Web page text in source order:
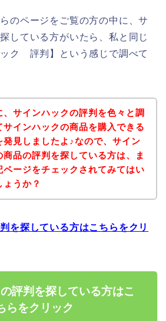
のページをご覧の方の中に、サ
している方がいたら、私と同じ
ク 評判】という感じで調べて
、サインハックの評判を色々と調
サインハックの商品を購入できる
発見しましたよ♪なので、サイン
商品の評判を探している方は、ま
ページをチェックされてみてはい
ょうか？
を探している方はこちらをクリ
評判を探している方はこ
らをクリック